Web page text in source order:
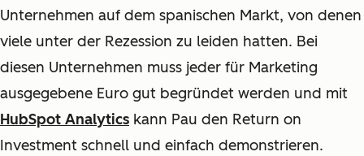
Unternehmen auf dem spanischen Markt, von denen
viele unter der Rezession zu leiden hatten. Bei
diesen Unternehmen muss jeder für Marketing
ausgegebene Euro gut begründet werden und mit
HubSpot Analytics kann Pau den Return on
Investment schnell und einfach demonstrieren.